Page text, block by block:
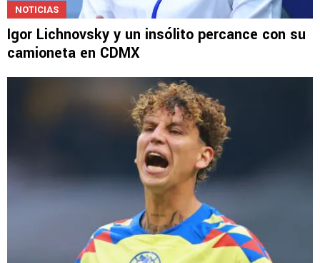
NOTICIAS
Igor Lichnovsky y un insólito percance con su
camioneta en CDMX